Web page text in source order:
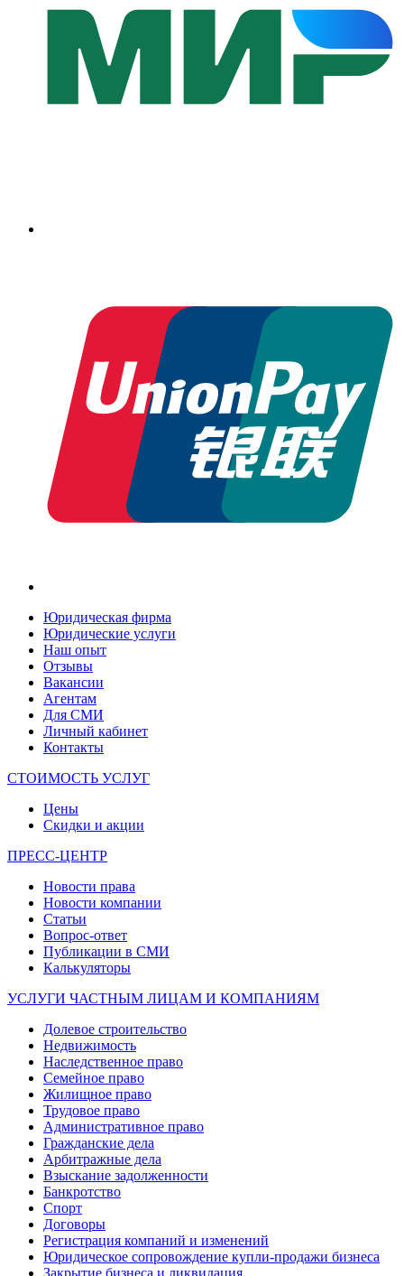
Юридическая фирма
Юридические услуги
Наш опыт
Отзывы
Вакансии
Агентам
Для СМИ
Личный кабинет
Контакты
СТОИМОСТЬ УСЛУГ
Цены
Скидки и акции
ПРЕСС-ЦЕНТР
Новости права
Новости компании
Статьи
Вопрос-ответ
Публикации в СМИ
Калькуляторы
УСЛУГИ ЧАСТНЫМ ЛИЦАМ И КОМПАНИЯМ
Долевое строительство
Недвижимость
Наследственное право
Семейное право
Жилищное право
Трудовое право
Административное право
Гражданские дела
Арбитражные дела
Взыскание задолженности
Банкротство
Спорт
Договоры
Регистрация компаний и изменений
Юридическое сопровождение купли-продажи бизнеса